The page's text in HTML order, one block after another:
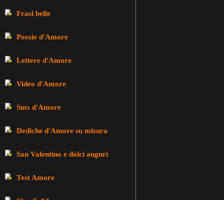
Frasi belle
Poesie d'Amore
Lettere d'Amore
Video d'Amore
Sms d'Amore
Dediche d'Amore su misura
San Valentino e dolci auguri
Test Amore